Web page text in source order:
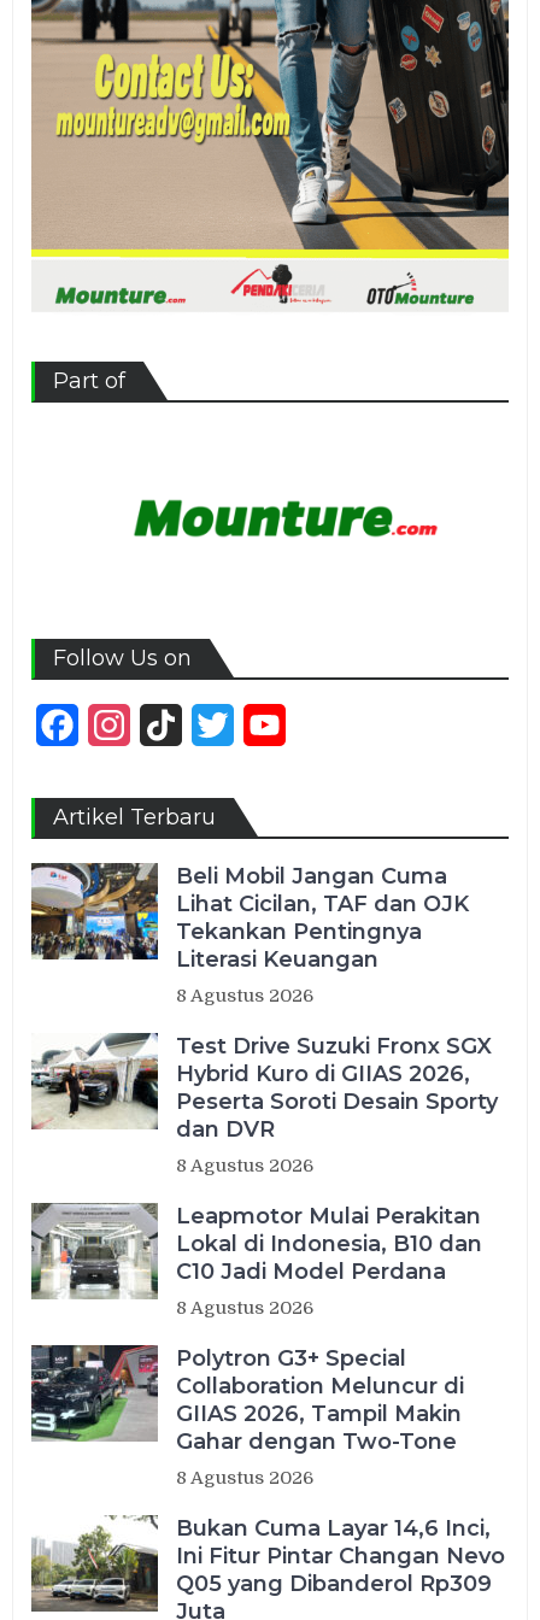
Part of
Follow Us on
FacebookInstagram
TikTok Twitter
Artikel Terbaru
Beli Mobil Jangan Cuma
Lihat Cicilan, TAF dan OJK
Tekankan Pentingnya
Literasi Keuangan
8 Agustus 2026
Test Drive Suzuki Fronx SGX
Hybrid Kuro di GIIAS 2026,
Peserta Soroti Desain Sporty
dan DVR
8 Agustus 2026
Leapmotor Mulai Perakitan
Lokal di Indonesia, B10 dan
C10 Jadi Model Perdana
8 Agustus 2026
Polytron G3+ Special
Collaboration Meluncur di
GIIAS 2026, Tampil Makin
Gahar dengan Two-Tone
8 Agustus 2026
Bukan Cuma Layar 14,6 Inci,
Ini Fitur Pintar Changan Nevo
Q05 yang Dibanderol Rp309
Juta